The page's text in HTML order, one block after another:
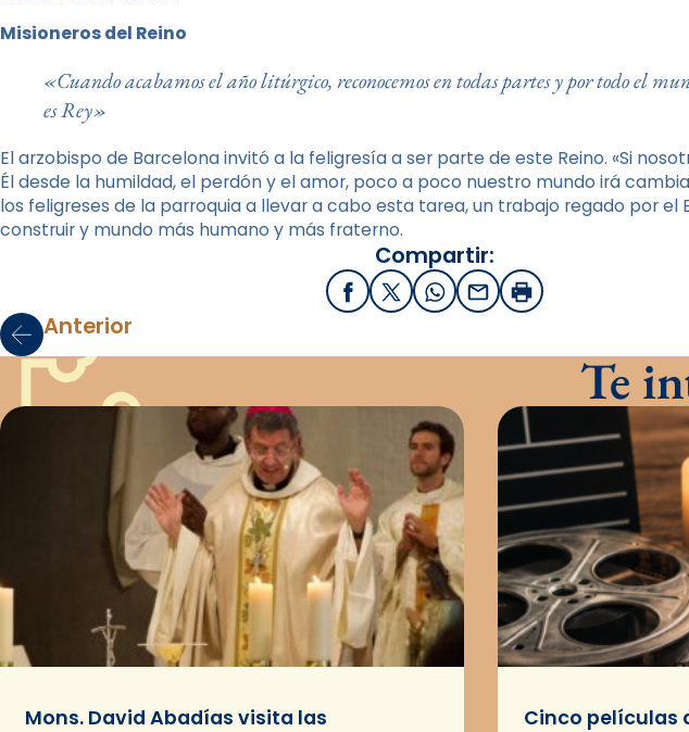
Misioneros del Reino
«Cuando acabamos el año litúrgico, reconocemos en todas partes y por todo el
es Rey»
El arzobispo de Barcelona invitó a la feligresía a ser parte de este Reino. «Si
Él desde la humildad, el perdón y el amor, poco a poco nuestro mundo irá
los feligreses de la parroquia a llevar a cabo esta tarea, un trabajo regado por el
construir y mundo más humano y más fraterno.
Compartir:
FacebookX / Twitter
WhatsApp
EmailImprimir
Anterior
Te
Mons. David Abadías visita las
Cinco películas